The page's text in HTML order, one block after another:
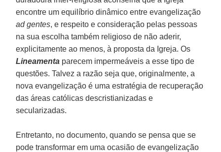
encontre um equilíbrio dinâmico entre evangelização
ad gentes, e respeito e consideração pelas pessoas
na sua escolha também religioso de não aderir,
explicitamente ao menos, à proposta da Igreja. Os
Lineamenta parecem impermeáveis a esse tipo de
questões. Talvez a razão seja que, originalmente, a
nova evangelização é uma estratégia de recuperação
das áreas católicas descristianizadas e
secularizadas.
Entretanto, no documento, quando se pensa que se
pode transformar em uma ocasião de evangelização